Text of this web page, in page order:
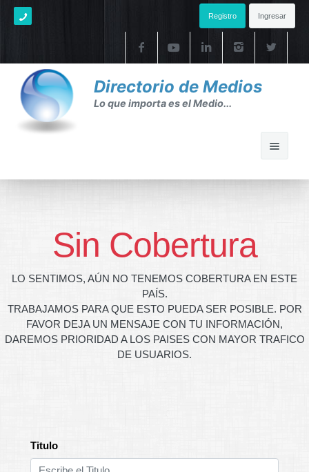
Registro Ingresar
Directorio de Medios
Lo que importa es el Medio...
Sin Cobertura
LO SENTIMOS, AÚN NO TENEMOS COBERTURA EN ESTE
PAÍS.
TRABAJAMOS PARA QUE ESTO PUEDA SER POSIBLE. POR
FAVOR DEJA UN MENSAJE CON TU INFORMACIÓN,
DAREMOS PRIORIDAD A LOS PAISES CON MAYOR TRAFICO
DE USUARIOS.
Titulo